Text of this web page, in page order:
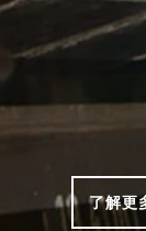
了解更